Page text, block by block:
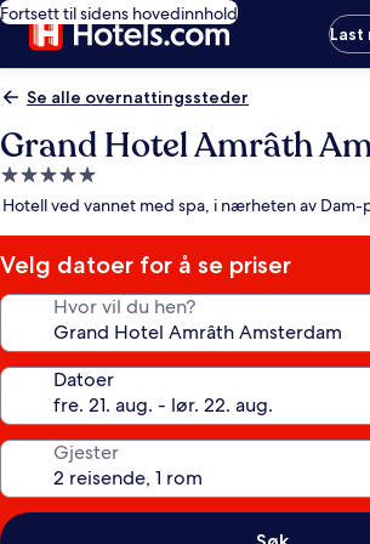
Fortsett til sidens hovedinnhold
Last
Se alle overnattingssteder
Grand Hotel Amrâth
Overnattingssted
med
stjerner
Hotell ved vannet med spa, i nærheten av Dam-
Velg datoer for å se priser
Hvor vil du hen?
Datoer
Gjester